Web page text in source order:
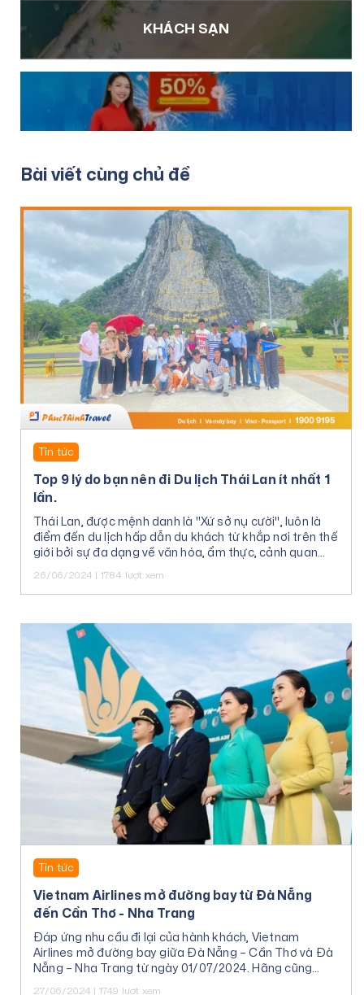
KHÁCH SẠN
Bài viết cùng chủ đề
Tin tức
Top 9 lý do bạn nên đi Du lịch Thái Lan ít nhất 1
lần.
Thái Lan, được mệnh danh là "Xứ sở nụ cười", luôn là
điểm đến du lịch hấp dẫn du khách từ khắp nơi trên thế
giới bởi sự đa dạng về văn hóa, ẩm thực, cảnh quan
thiên nhiên và con người thân thiện.
26/06/2024 | 1784 lượt xem
Tin tức
Vietnam Airlines mở đường bay từ Đà Nẵng
đến Cần Thơ - Nha Trang
Đáp ứng nhu cầu đi lại của hành khách, Vietnam
Airlines mở đường bay giữa Đà Nẵng – Cần Thơ và Đà
Nẵng – Nha Trang từ ngày 01/07/2024. Hãng cũng
dành tặng ưu đãi giá vé máy bay cho Quý khách.
27/06/2024 | 1749 lượt xem